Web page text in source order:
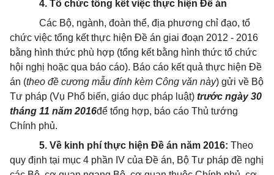
4. Tổ chức tổng kết việc thực hiện Đề án
Các Bộ, ngành, đoàn thể, địa phương chỉ đạo, tổ
chức việc tổng kết thực hiện Đề án giai đoạn 2012 - 2016
bằng hình thức phù hợp (tổng kết bằng hình thức tổ chức
hội nghị hoặc qua báo cáo). Báo cáo kết quả thực hiện Đề
án (theo đề cương mẫu đính kèm Công văn này) gửi về Bộ
Tư pháp (Vụ Phổ biến, giáo dục pháp luật) trước ngày 30
tháng 11 năm 2016để tổng hợp, báo cáo Thủ tướng
Chính phủ.
5. Về kinh phí thực hiện Đề án năm 2016: Theo
quy định tại mục 4 phần IV của Đề án, Bộ Tư pháp đề nghị